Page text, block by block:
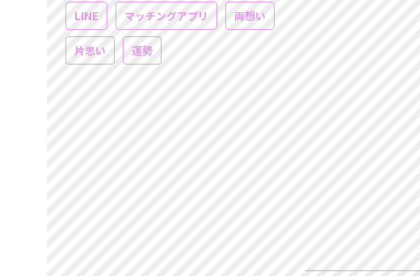
LINE マッチングアプリ 両想い
片思い 運勢